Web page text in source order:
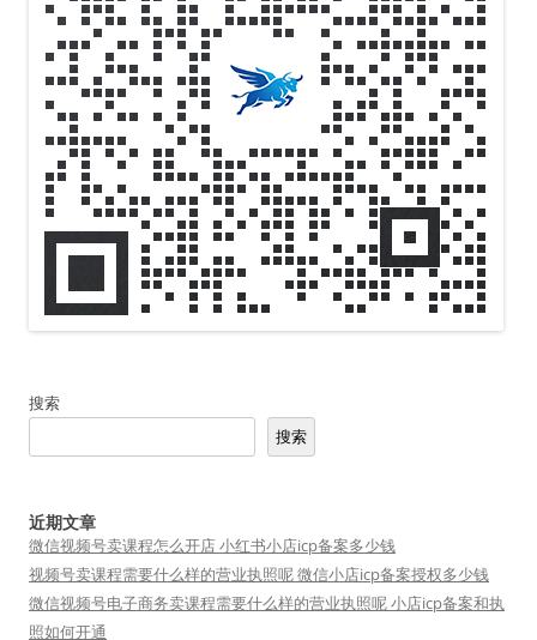
搜索
搜索
近期文章
微信视频号卖课程怎么开店 小红书小店icp备案多少钱
视频号卖课程需要什么样的营业执照呢 微信小店icp备案授权多少钱
微信视频号电子商务卖课程需要什么样的营业执照呢 小店icp备案和执
照如何开通